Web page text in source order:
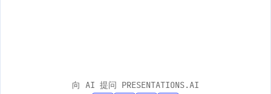
向 AI 提问 PRESENTATIONS.AI